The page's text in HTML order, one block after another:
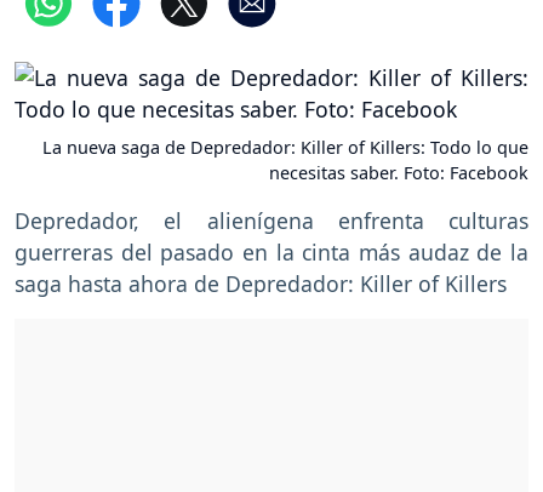
La nueva saga de Depredador: Killer of Killers: Todo lo que
necesitas saber. Foto: Facebook
Depredador, el alienígena enfrenta culturas
guerreras del pasado en la cinta más audaz de la
saga hasta ahora de Depredador: Killer of Killers